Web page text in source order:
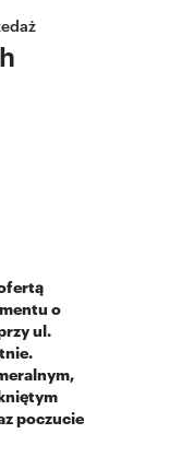
o
ul.
poczucie